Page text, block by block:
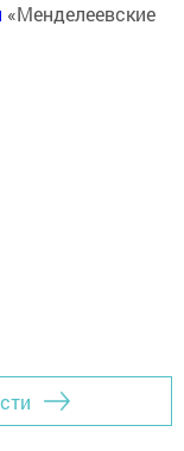
«Менделеевские